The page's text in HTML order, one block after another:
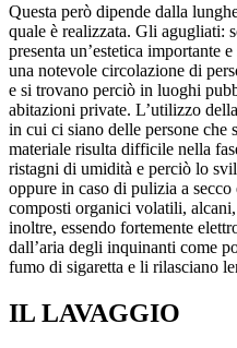
Questa però dipende dalla
quale è realizzata. Gli agugliati:
presenta un’estetica importante
una notevole circolazione di
e si trovano perciò in luoghi
abitazioni private. L’utilizzo
in cui ci siano delle persone
materiale risulta difficile nella
ristagni di umidità e perciò lo
oppure in caso di pulizia a
composti organici volatili,
inoltre, essendo fortemente
dall’aria degli inquinanti come
fumo di sigaretta e li rilasciano
IL LAVAGGIO